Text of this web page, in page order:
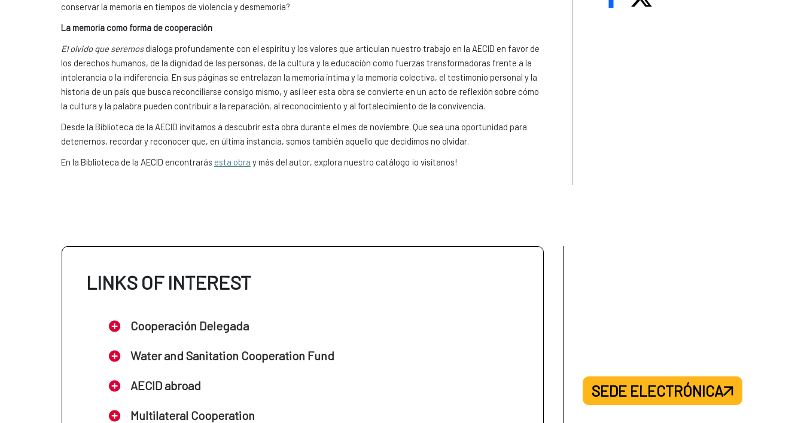
conservar la memoria en tiempos de violencia y desmemoria?
La memoria como forma de cooperación
El olvido que seremosdialoga profundamente con el espíritu y los valores que articulan nuestro trabajo en la AECID en favor de
los derechos humanos, de la dignidad de las personas, de la cultura y la educación como fuerzas transformadoras frente a la
intolerancia o la indiferencia. En sus páginas se entrelazan la memoria íntima y la memoria colectiva, el testimonio personal y la
historia de un país que busca reconciliarse consigo mismo, y así leer esta obra se convierte en un acto de reflexión sobre cómo
la cultura y la palabra pueden contribuir a la reparación, al reconocimiento y al fortalecimiento de la convivencia.
Desde la Biblioteca de la AECID invitamos a descubrir esta obra durante el mes de noviembre. Que sea una oportunidad para
detenernos, recordar y reconocer que, en última instancia, somos también aquello que decidimos no olvidar.
En la Biblioteca de la AECID encontrarás esta obra y más del autor, explora nuestro catálogo ¡o visítanos!
LINKS OF INTEREST
Cooperación Delegada
Water and Sanitation Cooperation Fund
AECID abroad
Multilateral Cooperation
SEDE ELECTRÓNICA